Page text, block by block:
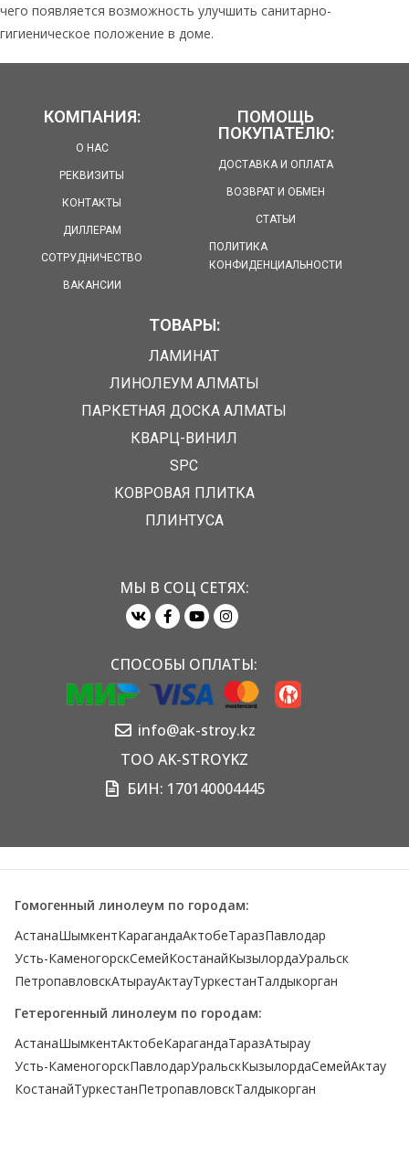
чего появляется возможность улучшить санитарно-
гигиеническое положение в доме.
КОМПАНИЯ:
О НАС
РЕКВИЗИТЫ
КОНТАКТЫ
ДИЛЛЕРАМ
СОТРУДНИЧЕСТВО
ВАКАНСИИ
ПОМОЩЬ
ПОКУПАТЕЛЮ:
ДОСТАВКА И ОПЛАТА
ВОЗВРАТ И ОБМЕН
СТАТЬИ
ПОЛИТИКА
КОНФИДЕНЦИАЛЬНОСТИ
ТОВАРЫ:
ЛАМИНАТ
ЛИНОЛЕУМ АЛМАТЫ
ПАРКЕТНАЯ ДОСКА АЛМАТЫ
КВАРЦ-ВИНИЛ
SPC
КОВРОВАЯ ПЛИТКА
ПЛИНТУСА
МЫ В СОЦ СЕТЯХ:
СПОСОБЫ ОПЛАТЫ:
info@ak-stroy.kz
TOO AK-STROYKZ
БИН: 170140004445
Гомогенный линолеум по городам:
АстанаШымкентКарагандаАктобеТаразПавлодар
Усть-КаменогорскСемейКостанайКызылордаУральск
ПетропавловскАтырауАктауТуркестанТалдыкорган
Гетерогенный линолеум по городам:
АстанаШымкентАктобеКарагандаТаразАтырау
Усть-КаменогорскПавлодарУральскКызылордаСемейАктау
КостанайТуркестанПетропавловскТалдыкорган